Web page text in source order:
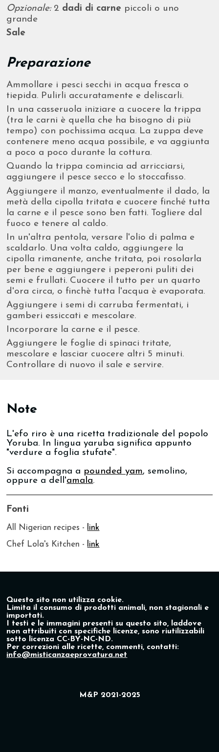
Opzionale:2 dadi di carne piccoli o uno
grande
Sale
Preparazione
Ammollare i pesci secchi in acqua fresca o
tiepida. Pulirli accuratamente e deliscarli.
In una casseruola iniziare a cuocere la trippa
(tra le carni è quella che ha bisogno di più
tempo) con pochissima acqua. La zuppa deve
contenere meno acqua possibile, e va aggiunta
a poco a poco durante la cottura.
Quando la trippa comincia ad arricciarsi,
aggiungere il pesce secco e lo stoccafisso.
Aggiungere il manzo, eventualmente il dado, la
metà della cipolla tritata e cuocere finché tutta
la carne e il pesce sono ben fatti. Togliere dal
fuoco e tenere al caldo.
In un'altra pentola, versare l'olio di palma e
scaldarlo. Una volta caldo, aggiungere la
cipolla rimanente, anche tritata, poi rosolarla
per bene e aggiungere i peperoni puliti dei
semi e frullati. Cuocere il tutto per un quarto
d'ora circa, o finchè tutta l'acqua è evaporata.
Aggiungere i semi di carruba fermentati, i
gamberi essiccati e mescolare.
Incorporare la carne e il pesce.
Aggiungere le foglie di spinaci tritate,
mescolare e lasciar cuocere altri 5 minuti.
Controllare di nuovo il sale e servire.
Note
L'efo riro è una ricetta tradizionale del popolo
Yoruba. In lingua yaruba significa appunto
"verdure a foglia stufate".
Si accompagna a pounded yam, semolino,
oppure a dell'amala.
Fonti
All Nigerian recipes - link
Chef Lola's Kitchen - link
Questo sito non utilizza cookie.
Limita il consumo di prodotti animali, non stagionali e
importati.
I testi e le immagini presenti su questo sito, laddove
non attribuiti con specifiche licenze, sono riutilizzabili
sotto licenza CC-BY-NC-ND.
Per correzioni alle ricette, commenti, contatti:
info@misticanzaeprovatura.net
M&P 2021-2025